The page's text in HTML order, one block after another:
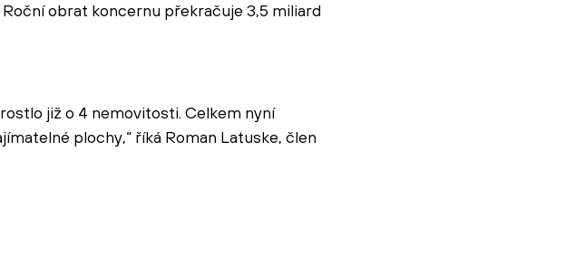
obrat koncernu překračuje 3,5 miliard
již o 4 nemovitosti. Celkem nyní
plochy,“ říká Roman Latuske, člen